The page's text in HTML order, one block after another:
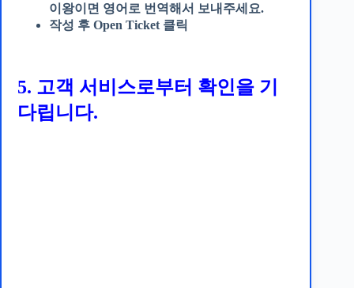
이왕이면 영어로 번역해서 보내주세요.
작성 후 Open Ticket 클릭
5. 고객 서비스로부터 확인을 기
다립니다.